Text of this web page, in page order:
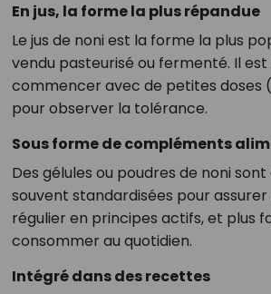
En jus, la forme la plus répandue
Le jus de noni est la forme la plus
vendu pasteurisé ou fermenté. Il
commencer avec de petites doses
pour observer la tolérance.
Sous forme de compléments
Des gélules ou poudres de noni
souvent standardisées pour
régulier en principes actifs, et plus
consommer au quotidien.
Intégré dans des recettes